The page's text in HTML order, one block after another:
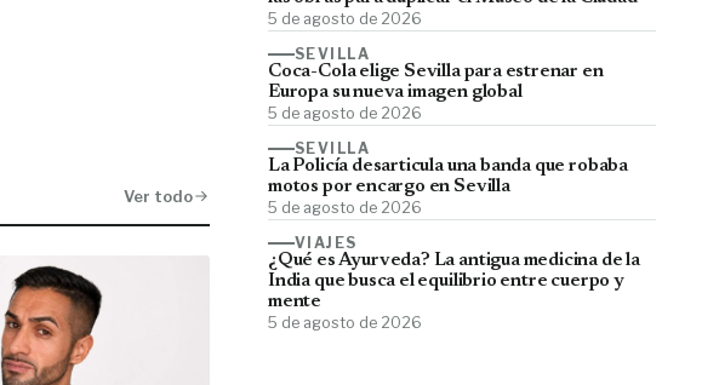
Ver todo
5 de agosto de 2026
SEVILLA
Coca-Cola elige Sevilla para estrenar en
Europa su nueva imagen global
5 de agosto de 2026
SEVILLA
La Policía desarticula una banda que robaba
motos por encargo en Sevilla
5 de agosto de 2026
VIAJES
¿Qué es Ayurveda? La antigua medicina de la
India que busca el equilibrio entre cuerpo y
mente
5 de agosto de 2026